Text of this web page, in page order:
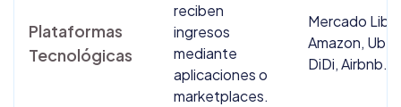
Plataformas
Tecnológicas
reciben
ingresos
mediante
aplicaciones o
marketplaces.
Mercado
Amazon, Uber,
DiDi, Airbnb.